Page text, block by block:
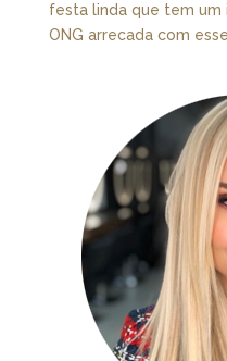
festa linda que tem um
ONG arrecada com